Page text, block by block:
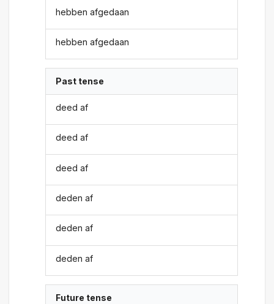
hebben afgedaan
hebben afgedaan
Past tense
deed af
deed af
deed af
deden af
deden af
deden af
Future tense